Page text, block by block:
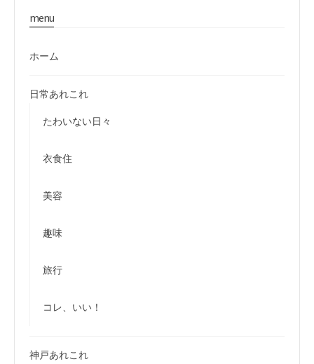
menu
ホーム
日常あれこれ
たわいない日々
衣食住
美容
趣味
旅行
コレ、いい！
神戸あれこれ